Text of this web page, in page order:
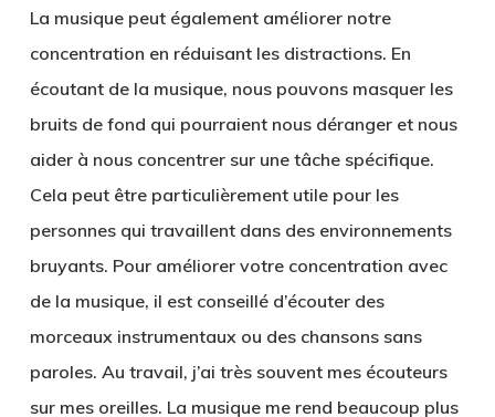
La musique peut également améliorer notre
concentration en réduisant les distractions. En
écoutant de la musique, nous pouvons masquer les
bruits de fond qui pourraient nous déranger et nous
aider à nous concentrer sur une tâche spécifique.
Cela peut être particulièrement utile pour les
personnes qui travaillent dans des environnements
bruyants. Pour améliorer votre concentration avec
de la musique, il est conseillé d’écouter des
morceaux instrumentaux ou des chansons sans
paroles. Au travail, j’ai très souvent mes écouteurs
sur mes oreilles. La musique me rend beaucoup plus